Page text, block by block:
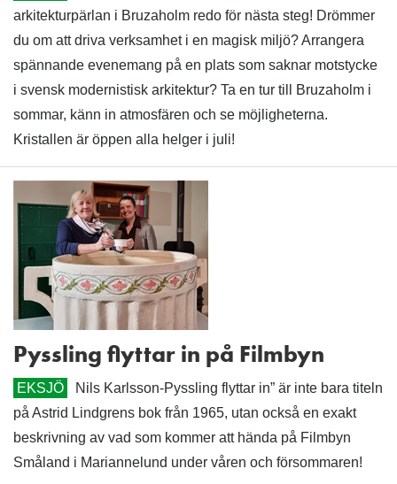
arkitekturpärlan i Bruzaholm redo för nästa steg! Drömmer
du om att driva verksamhet i en magisk miljö? Arrangera
spännande evenemang på en plats som saknar motstycke
i svensk modernistisk arkitektur? Ta en tur till Bruzaholm i
sommar, känn in atmosfären och se möjligheterna.
Kristallen är öppen alla helger i juli!
Pyssling flyttar in på Filmbyn
EKSJÖ
Nils Karlsson-Pyssling flyttar in” är inte bara titeln
på Astrid Lindgrens bok från 1965, utan också en exakt
beskrivning av vad som kommer att hända på Filmbyn
Småland i Mariannelund under våren och försommaren!